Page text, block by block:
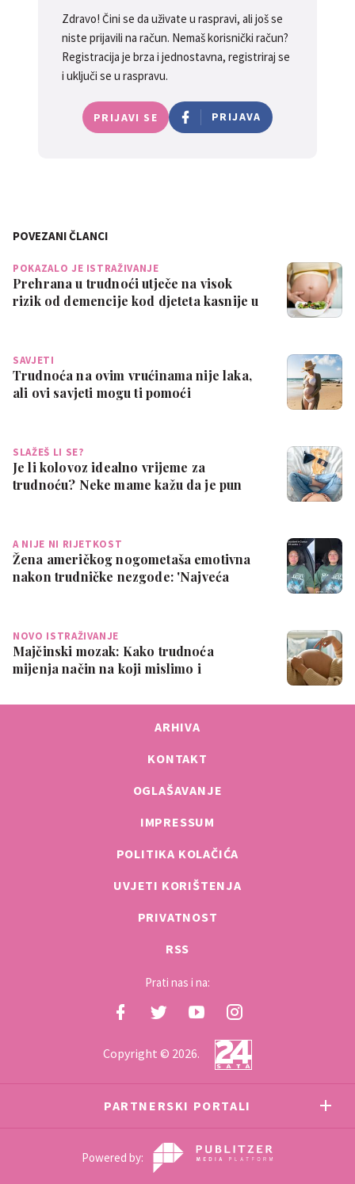
Spremam se na posao i u glavi mi
se vrte tisuću opasnosti koje bi se
mogle desiti..Ma da poludiš!!
I ja nisam daleko od ovoga
ustajem nekad po noći još
uvijek čisto da vidim jel
normalno diše u snu.
Zdravo! Čini se da uživate u raspravi, ali još se
niste prijavili na račun. Nemaš korisnički račun?
Registracija je brza i jednostavna, registriraj se
i uključi se u raspravu.
PRIJAVI SE PRIJAVA
POVEZANI ČLANCI
POKAZALO JE ISTRAŽIVANJE
Prehrana u trudnoći utječe na visok
rizik od demencije kod djeteta kasnije u
SAVJETI
Trudnoća na ovim vrućinama nije laka,
ali ovi savjeti mogu ti pomoći
SLAŽEŠ LI SE?
Je li kolovoz idealno vrijeme za
trudnoću? Neke mame kažu da je pun
A NIJE NI RIJETKOST
Žena američkog nogometaša emotivna
nakon trudničke nezgode: 'Najveća
NOVO ISTRAŽIVANJE
Majčinski mozak: Kako trudnoća
mijenja način na koji mislimo i
ARHIVA
KONTAKT
OGLAŠAVANJE
IMPRESSUM
POLITIKA KOLAČIĆA
UVJETI KORIŠTENJA
PRIVATNOST
RSS
Prati nas i na:
Copyright © 2026.
PARTNERSKI PORTALI
Powered by: